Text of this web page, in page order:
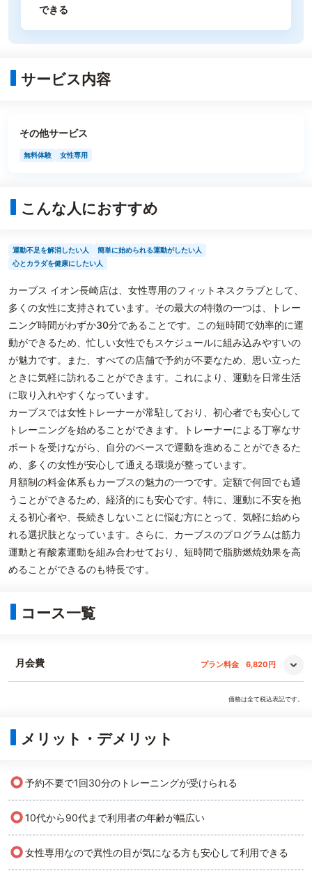
できる
サービス内容
その他サービス
無料体験 女性専用
こんな人におすすめ
運動不足を解消したい人
簡単に始められる運動がしたい人
心とカラダを健康にしたい人
カーブス イオン長崎店は、女性専用のフィットネスクラブとして、
多くの女性に支持されています。その最大の特徴の一つは、トレー
ニング時間がわずか30分であることです。この短時間で効率的に運
動ができるため、忙しい女性でもスケジュールに組み込みやすいの
が魅力です。また、すべての店舗で予約が不要なため、思い立った
ときに気軽に訪れることができます。これにより、運動を日常生活
に取り入れやすくなっています。
カーブスでは女性トレーナーが常駐しており、初心者でも安心して
トレーニングを始めることができます。トレーナーによる丁寧なサ
ポートを受けながら、自分のペースで運動を進めることができるた
め、多くの女性が安心して通える環境が整っています。
月額制の料金体系もカーブスの魅力の一つです。定額で何回でも通
うことができるため、経済的にも安心です。特に、運動に不安を抱
える初心者や、長続きしないことに悩む方にとって、気軽に始めら
れる選択肢となっています。さらに、カーブスのプログラムは筋力
運動と有酸素運動を組み合わせており、短時間で脂肪燃焼効果を高
めることができるのも特長です。
コース一覧
月会費 プラン料金 6,820円
価格は全て税込表記です。
メリット・デメリット
○予約不要で1回30分のトレーニングが受けられる
○10代から90代まで利用者の年齢が幅広い
○女性専用なので異性の目が気になる方も安心して利用できる